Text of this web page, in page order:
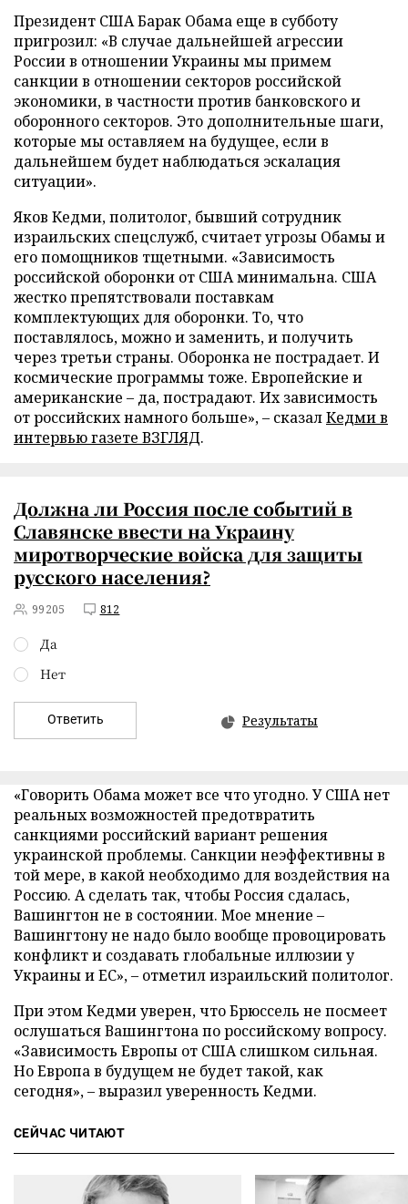
Президент США Барак Обама еще в субботу
пригрозил: «В случае дальнейшей агрессии
России в отношении Украины мы примем
санкции в отношении секторов российской
экономики, в частности против банковского и
оборонного секторов. Это дополнительные шаги,
которые мы оставляем на будущее, если в
дальнейшем будет наблюдаться эскалация
ситуации».
Яков Кедми, политолог, бывший сотрудник
израильских спецслужб, считает угрозы Обамы и
его помощников тщетными. «Зависимость
российской оборонки от США минимальна. США
жестко препятствовали поставкам
комплектующих для оборонки. То, что
поставлялось, можно и заменить, и получить
через третьи страны. Оборонка не пострадает. И
космические программы тоже. Европейские и
американские – да, пострадают. Их зависимость
от российских намного больше», – сказалКедми в
интервью газете ВЗГЛЯД.
Должна ли Россия после событий в
Славянске ввести на Украину
миротворческие войска для защиты
русского населения?
99205 812
Да
Нет
Ответить Результаты
«Говорить Обама может все что угодно. У США нет
реальных возможностей предотвратить
санкциями российский вариант решения
украинской проблемы. Санкции неэффективны в
той мере, в какой необходимо для воздействия на
Россию. А сделать так, чтобы Россия сдалась,
Вашингтон не в состоянии. Мое мнение –
Вашингтону не надо было вообще провоцировать
конфликт и создавать глобальные иллюзии у
Украины и ЕС», – отметил израильский политолог.
При этом Кедми уверен, что Брюссель не посмеет
ослушаться Вашингтона по российскому вопросу.
«Зависимость Европы от США слишком сильная.
Но Европа в будущем не будет такой, как
сегодня», – выразил уверенность Кедми.
СЕЙЧАС ЧИТАЮТ